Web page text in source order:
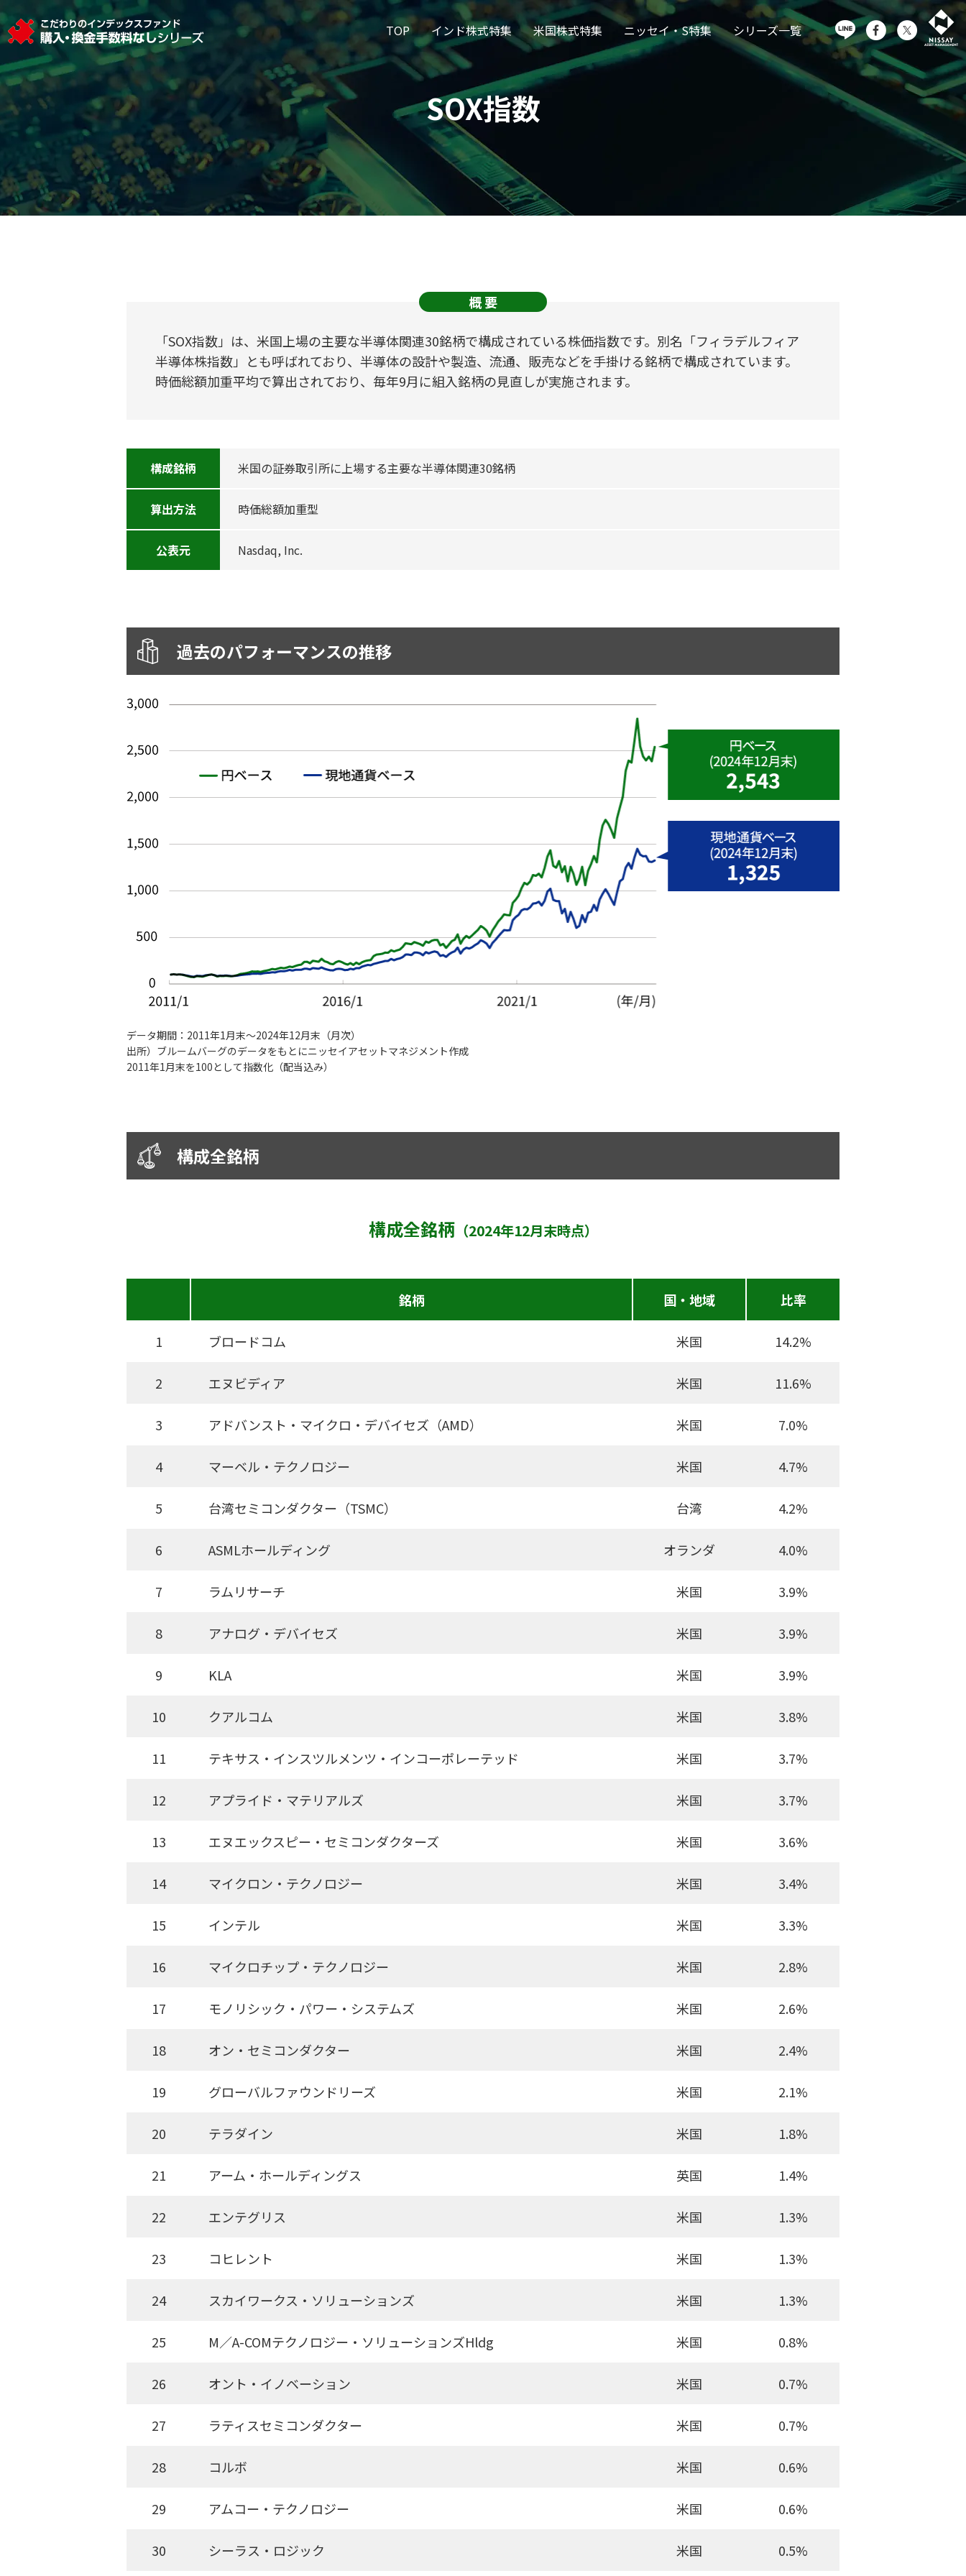
TOP インド株式特集 米国株式特集 ニッセイ・S特集 シリーズ一覧
SOX指数
概 要
「SOX指数」は、米国上場の主要な半導体関連30銘柄で構成されている株価指数です。別名「フィラデルフィア
半導体株指数」とも呼ばれており、半導体の設計や製造、流通、販売などを手掛ける銘柄で構成されています。
時価総額加重平均で算出されており、毎年9月に組入銘柄の見直しが実施されます。
構成銘柄 米国の証券取引所に上場する主要な半導体関連30銘柄
算出方法 時価総額加重型
公表元 Nasdaq, Inc.
過去のパフォーマンスの推移
データ期間： 2011年1月末～2024年12月末（月次）
出所） ブルームバーグのデータをもとにニッセイアセットマネジメント作成
2011年1月末を100として指数化（配当込み）
構成全銘柄
構成全銘柄（2024年12月末時点）
銘柄 国・地域 比率
1 ブロードコム 米国 14.2%
2 エヌビディア 米国 11.6%
3 アドバンスト・マイクロ・デバイセズ（AMD） 米国 7.0%
4 マーベル・テクノロジー 米国 4.7%
5 台湾セミコンダクター（TSMC） 台湾 4.2%
6 ASMLホールディング オランダ 4.0%
7 ラムリサーチ 米国 3.9%
8 アナログ・デバイセズ 米国 3.9%
9 KLA 米国 3.9%
10 クアルコム 米国 3.8%
11 テキサス・インスツルメンツ・インコーポレーテッド 米国 3.7%
12 アプライド・マテリアルズ 米国 3.7%
13 エヌエックスピー・セミコンダクターズ 米国 3.6%
14 マイクロン・テクノロジー 米国 3.4%
15 インテル 米国 3.3%
16 マイクロチップ・テクノロジー 米国 2.8%
17 モノリシック・パワー・システムズ 米国 2.6%
18 オン・セミコンダクター 米国 2.4%
19 グローバルファウンドリーズ 米国 2.1%
20 テラダイン 米国 1.8%
21 アーム・ホールディングス 英国 1.4%
22 エンテグリス 米国 1.3%
23 コヒレント 米国 1.3%
24 スカイワークス・ソリューションズ 米国 1.3%
25 M／A-COMテクノロジー・ソリューションズHldg 米国 0.8%
26 オント・イノベーション 米国 0.7%
27 ラティスセミコンダクター 米国 0.7%
28 コルボ 米国 0.6%
29 アムコー・テクノロジー 米国 0.6%
30 シーラス・ロジック 米国 0.5%